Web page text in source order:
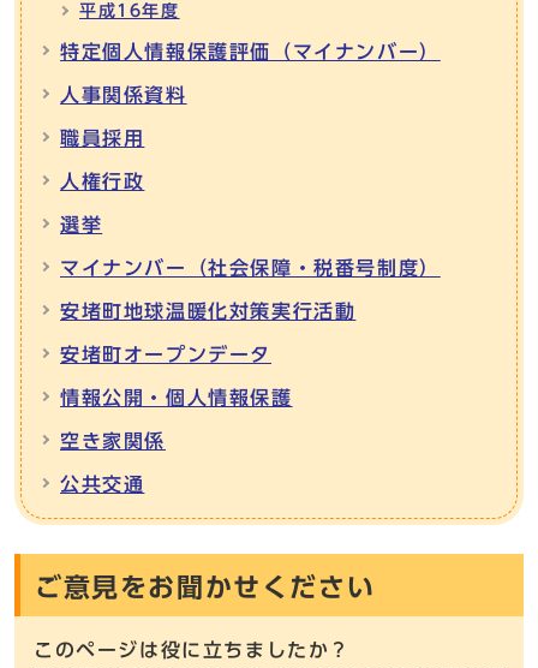
平成16年度
特定個人情報保護評価（マイナンバー）
人事関係資料
職員採用
人権行政
選挙
マイナンバー（社会保障・税番号制度）
安堵町地球温暖化対策実行活動
安堵町オープンデータ
情報公開・個人情報保護
空き家関係
公共交通
ご意見をお聞かせください
このページは役に立ちましたか？